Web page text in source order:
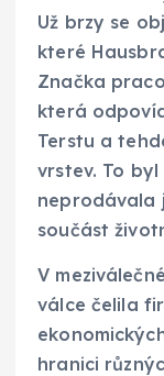
Už brzy se
které
Značka
která
Terstu a
vrstev. To
neprodávala
součást
V
válce čelila
hranici